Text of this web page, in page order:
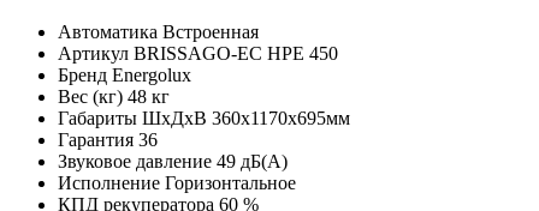
Автоматика Встроенная
Артикул BRISSAGO-EC HPE 450
Бренд Energolux
Вес (кг) 48 кг
Габариты ШхДхВ 360х1170х695мм
Гарантия 36
Звуковое давление 49 дБ(А)
Исполнение Горизонтальное
КПД рекуператора 60 %